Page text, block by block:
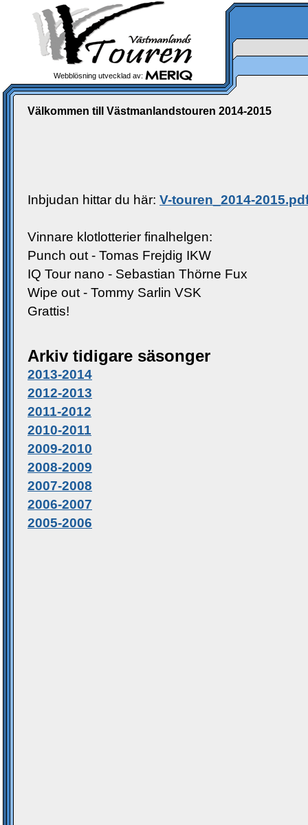
Webblösning utvecklad av:
Välkommen till Västmanlandstouren 2014-2015
Inbjudan hittar du här: V-touren_2014-
Vinnare klotlotterier finalhelgen:
Punch out - Tomas Frejdig IKW
IQ Tour nano - Sebastian Thörne Fux
Wipe out - Tommy Sarlin VSK
Grattis!
Arkiv tidigare säsonger
2013-2014
2012-2013
2011-2012
2010-2011
2009-2010
2008-2009
2007-2008
2006-2007
2005-2006